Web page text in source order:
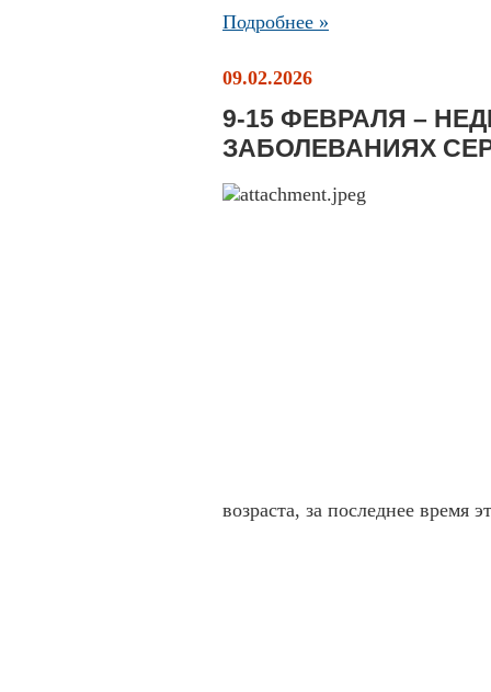
Подробнее »
09.02.2026
9-15 ФЕВРАЛЯ –
ЗАБОЛЕВАНИЯХ
возраста, за последнее время